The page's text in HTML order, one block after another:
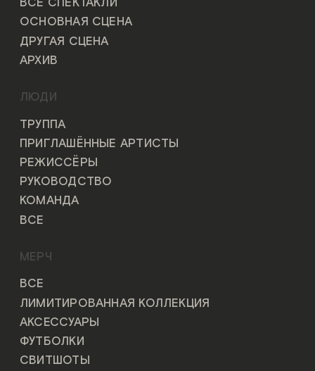
ОСНОВНАЯ СЦЕНА
ДРУГАЯ СЦЕНА
АРХИВ
ЛЮДИ
ТРУППА
ПРИГЛАШЁННЫЕ АРТИСТЫ
РЕЖИССЁРЫ
РУКОВОДСТВО
КОМАНДА
ВСЕ
МЕРЧ
ВСЕ
ЛИМИТИРОВАННАЯ КОЛЛЕКЦИЯ
АКСЕССУАРЫ
ФУТБОЛКИ
СВИТШОТЫ